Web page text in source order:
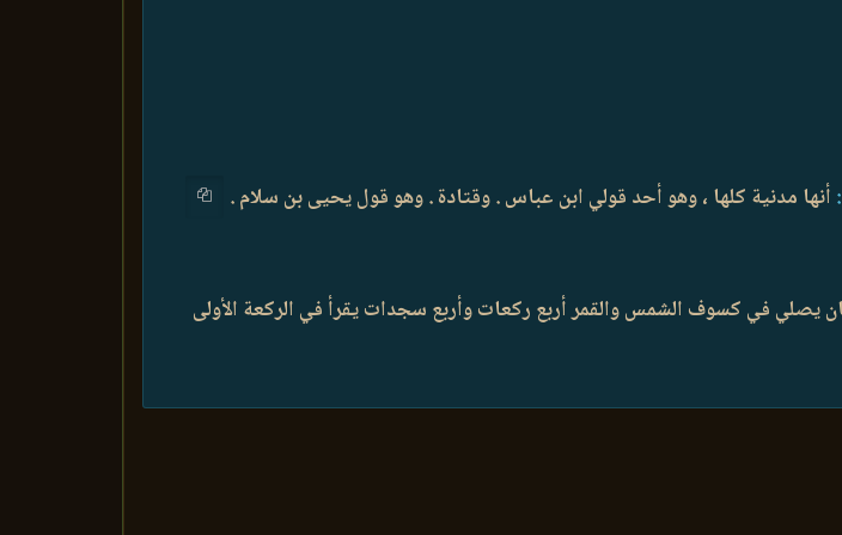
أنها مدنية كلها ، وهو أحد قولي ابن عباس . وقتادة . وهو قول يحيى بن سلام .
يصلي في كسوف الشمس والقمر أربع ركعات وأربع سجدات يقرأ في الركعة الأولى